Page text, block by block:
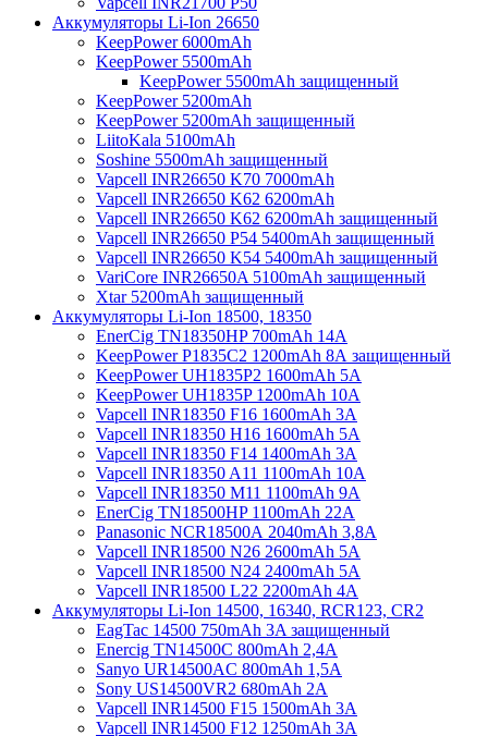
Аккумуляторы Li-Ion 26650
KeepPower 6000mAh
KeepPower 5500mAh
KeepPower 5500mAh защищенный
KeepPower 5200mAh
KeepPower 5200mAh защищенный
LiitoKala 5100mAh
Soshine 5500mAh защищенный
Vapcell INR26650 K70 7000mAh
Vapcell INR26650 K62 6200mAh
Vapcell INR26650 K62 6200mAh защищенный
Vapcell INR26650 P54 5400mAh защищенный
Vapcell INR26650 K54 5400mAh защищенный
VariCore INR26650A 5100mAh защищенный
Xtar 5200mAh защищенный
Аккумуляторы Li-Ion 18500, 18350
EnerCig TN18350HP 700mAh 14A
KeepPower P1835C2 1200mAh 8А защищенный
KeepPower UH1835P2 1600mAh 5А
KeepPower UH1835P 1200mAh 10А
Vapcell INR18350 F16 1600mAh 3A
Vapcell INR18350 H16 1600mAh 5A
Vapcell INR18350 F14 1400mAh 3A
Vapcell INR18350 A11 1100mAh 10A
Vapcell INR18350 M11 1100mAh 9A
EnerCig TN18500HP 1100mAh 22A
Panasonic NCR18500А 2040mAh 3,8А
Vapcell INR18500 N26 2600mAh 5А
Vapcell INR18500 N24 2400mAh 5А
Vapcell INR18500 L22 2200mAh 4А
Аккумуляторы Li-Ion 14500, 16340, RCR123, CR2
EagTac 14500 750mAh 3A защищенный
Enercig TN14500C 800mAh 2,4А
Sanyo UR14500AC 800mAh 1,5А
Sony US14500VR2 680mAh 2А
Vapcell INR14500 F15 1500mAh 3А
Vapcell INR14500 F12 1250mAh 3А